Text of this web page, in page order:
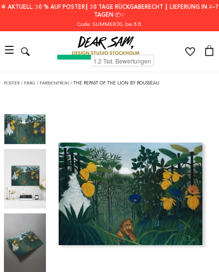
🌟 AKTUELL: 30 % AUF POSTER┃ 30 TAGE RÜCKGABERECHT ┃ LIEFERUNG IN 2–7
TAGEN 📦✨
Code: SUMMER30, bis 8.8.
POSTER / FÄRG / FARBENFROH / THE REPAST OF THE LION BY ROUSSEAU